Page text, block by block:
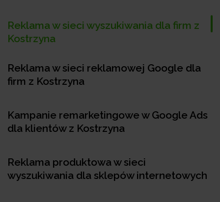
Reklama w sieci wyszukiwania dla firm z
Kostrzyna
Reklama w sieci reklamowej Google dla
firm z Kostrzyna
Kampanie remarketingowe w Google Ads
dla klientów z Kostrzyna
Reklama produktowa w sieci
wyszukiwania dla sklepów internetowych